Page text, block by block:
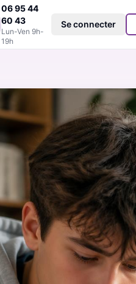
06 95 44
60 43
Lun-Ven 9h-
19h
Se connecter